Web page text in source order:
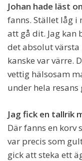
Johan hade läst
fanns. Stället låg i
att gå dit. Jag kan
det absolut värsta
kanske var värre.
vettig hälsosam
under hela resans
Jag fick en tallrik
Där fanns en korv
var precis som
gick att steka ett